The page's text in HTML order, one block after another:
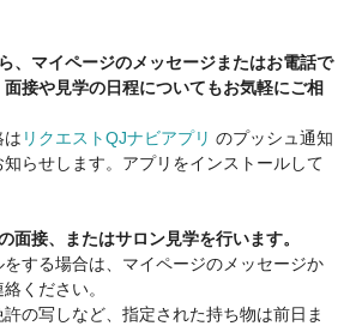
セミナー
材などを使用
、マイページのメッセージまたはお電話で
接や見学の日程についてもお気軽にご相
は リクエストQJナビアプリ のプッシュ通知
らせします。アプリをインストールして
面接、またはサロン見学を行います。
する場合は、マイページのメッセージか
ください。
の写しなど、指定された持ち物は前日ま